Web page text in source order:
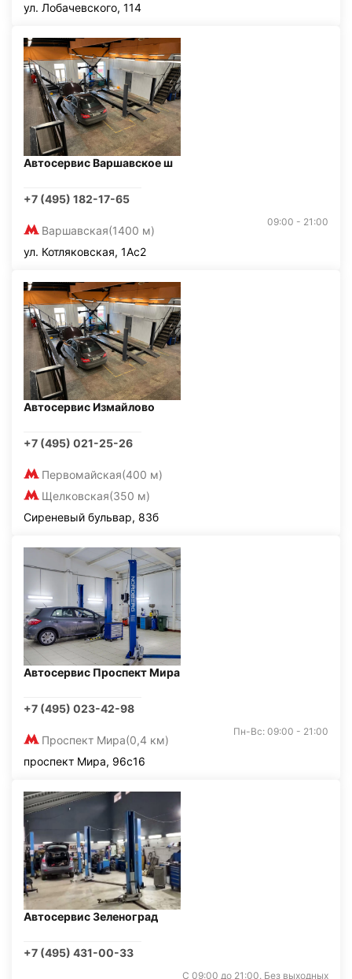
ул. Лобачевского, 114
Автосервис Варшавское ш
+7 (495) 182-17-65
Варшавская(1400 м)
09:00 - 21:00
ул. Котляковская, 1Ас2
Автосервис Измайлово
+7 (495) 021-25-26
Первомайская(400 м)
Щелковская(350 м)
Сиреневый бульвар, 83б
Автосервис Проспект Мира
+7 (495) 023-42-98
Проспект Мира(0,4 км)
Пн-Вс: 09:00 - 21:00
проспект Мира, 96с16
Автосервис Зеленоград
+7 (495) 431-00-33
С 09:00 до 21:00. Без выходных